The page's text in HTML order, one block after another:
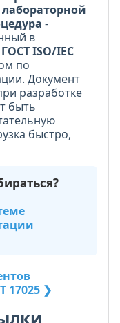
-
в
ГОСТ ISO/IEC
по
Документ
разработке
быть
быстро,
17025 ❯